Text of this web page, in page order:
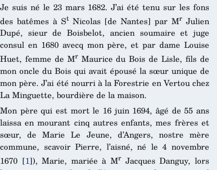
Je suis né le 23 mars 1682. J’ai été tenu sur les fons
des batêmes à StNicolas [de Nantes] par MrJulien
Dupé, sieur de Boisbelot, ancien soumaire et juge
consul en 1680 avecq mon père, et par dame Louise
Huet, femme de MrMaurice du Bois de Lisle, fils de
mon oncle du Bois qui avait épousé la sœur unique de
mon père. J’ai été nourri à la Forestrie en Vertou chez
La Minguette, bourdière de la maison.
Mon père qui est mort le 16 juin 1694, âgé de 55 ans
laissa en mourant cinq autres enfants, mes frères et
sœur, de Marie Le Jeune, d’Angers, nostre mère
commune, scavoir Pierre, l’aisné, né le 4 novembre
1670 [1]), Marie, mariée à Mr Jacques Danguy, lors